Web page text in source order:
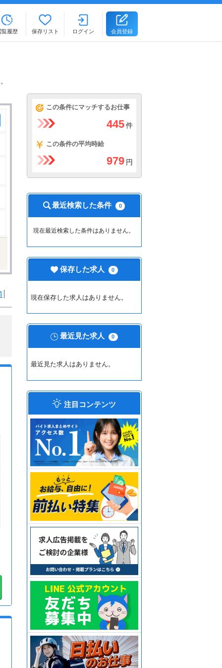
覧履歴 保存リスト ログイン 会員登録
この条件にマッチするお仕事
445 件
この条件の平均時給
979 円
最近検索した条件 0
現在最近検索した条件はありません。
保存した求人 0
現在保存した求人はありません。
最近見た求人 0
最近見た求人はありません。
注目コンテンツ